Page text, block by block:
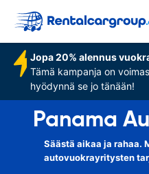
Jopa 20% alennus
Tämä kampanja on
hyödynnä se jo tänään!
Panama
Säästä aikaa ja rahaa.
autovuokrayritysten